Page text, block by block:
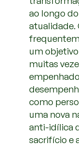
ao longo
atualidade.
um
muitas
como
uma nova
anti-idílica
sacrifício e